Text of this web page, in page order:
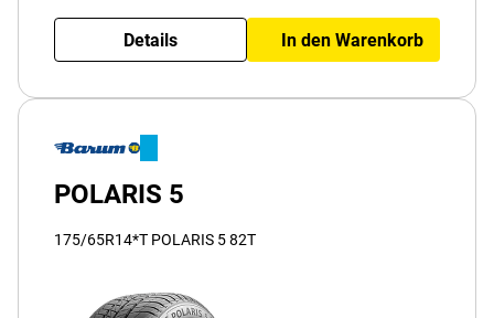
Details In den Warenkorb
POLARIS 5
175/65R14*T POLARIS 5 82T